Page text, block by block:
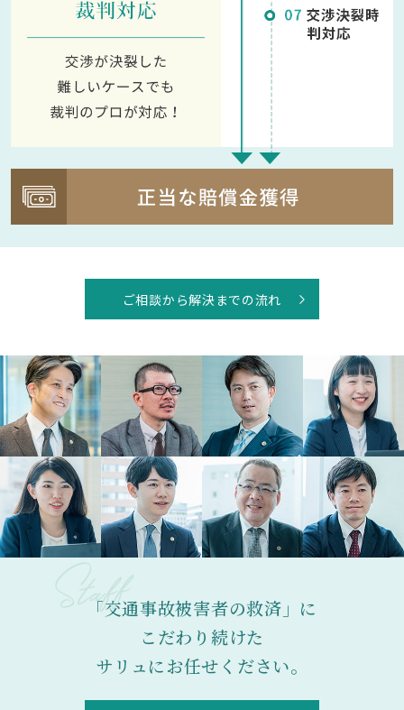
ご相談から解決までの流れ
「交通事故被害者の救済」に
こだわり続けた
サリュにお任せください。